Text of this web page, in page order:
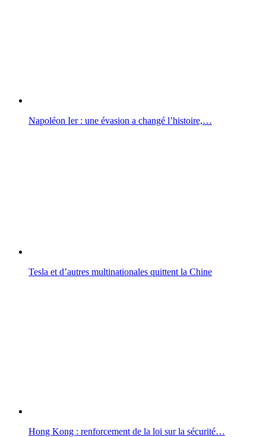
Napoléon Ier : une évasion a changé l’histoire,…
Tesla et d’autres multinationales quittent la Chine
Hong Kong : renforcement de la loi sur la sécurité…